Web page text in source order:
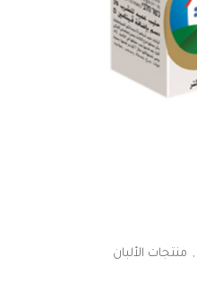
, منتجات الألبان